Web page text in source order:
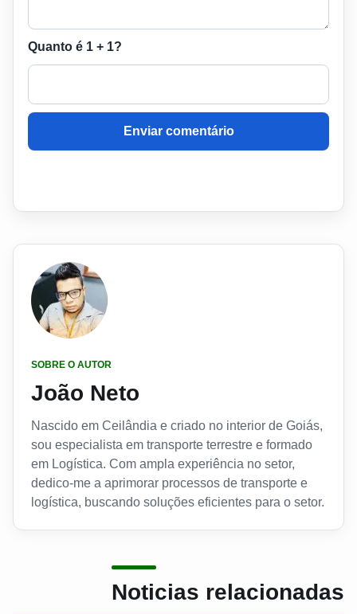
Quanto é 1 + 1?
Enviar comentário
SOBRE O AUTOR
João Neto
Nascido em Ceilândia e criado no interior de Goiás,
sou especialista em transporte terrestre e formado
em Logística. Com ampla experiência no setor,
dedico-me a aprimorar processos de transporte e
logística, buscando soluções eficientes para o setor.
Noticias relacionadas